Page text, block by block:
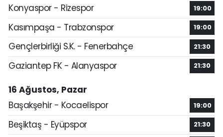
Konyaspor - Rizespor
19:00
Kasımpaşa - Trabzonspor 19:00
Gençlerbirliği S.K. - Fenerbahçe 21:30
Gaziantep FK - Alanyaspor 21:30
16 Ağustos, Pazar
Başakşehir - Kocaelispor
19:00
Beşiktaş - Eyüpspor 21:30